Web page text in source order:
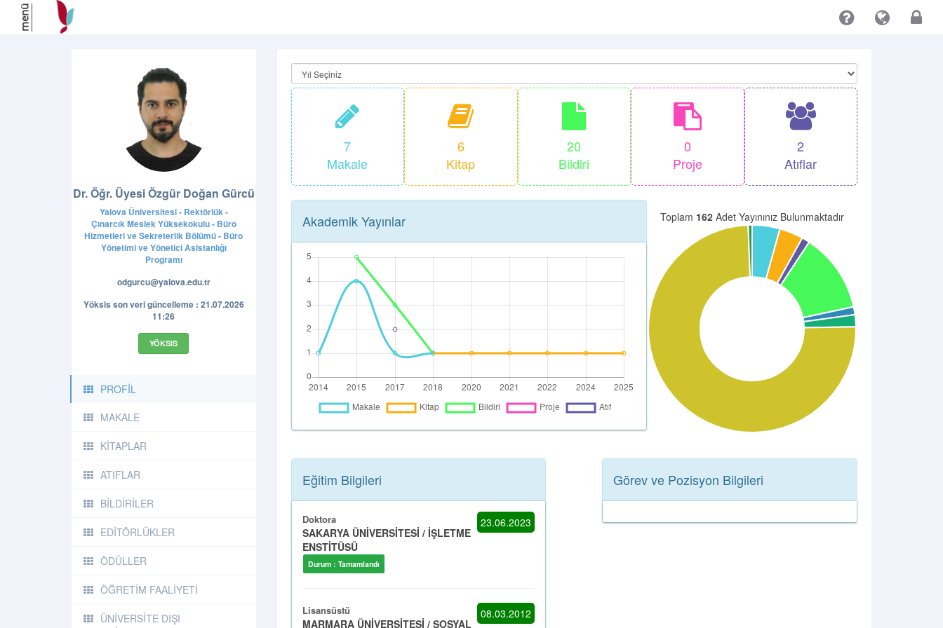
menü
Dr. Öğr. Üyesi Özgür Doğan Gürcü
Yalova Üniversitesi - Rektörlük -
Çınarcık Meslek Yüksekokulu - Büro
Hizmetleri ve Sekreterlik Bölümü - Büro
Yönetimi ve Yönetici Asistanlığı
Programı
odgurcu@yalova.edu.tr
Yöksis son veri güncelleme : 21.07.2026
11:26
YÖKSIS
PROFİL
MAKALE
KİTAPLAR
ATIFLAR
BİLDİRİLER
EDİTÖRLÜKLER
ÖDÜLLER
ÖĞRETİM FAALİYETİ
ÜNİVERSİTE DIŞI
7
Makale
6
Kitap
20
Bildiri
0
Proje
2
Atıflar
Akademik Yayınlar Toplam 162Adet Yayınınız Bulunmaktadır
Eğitim Bilgileri
Doktora 23.06.2023
SAKARYA ÜNİVERSİTESİ / İŞLETME
ENSTİTÜSÜ
Durum : Tamamlandı
Lisansüstü 08.03.2012
MARMARA ÜNİVERSİTESİ / SOSYAL
Görev ve Pozisyon Bilgileri